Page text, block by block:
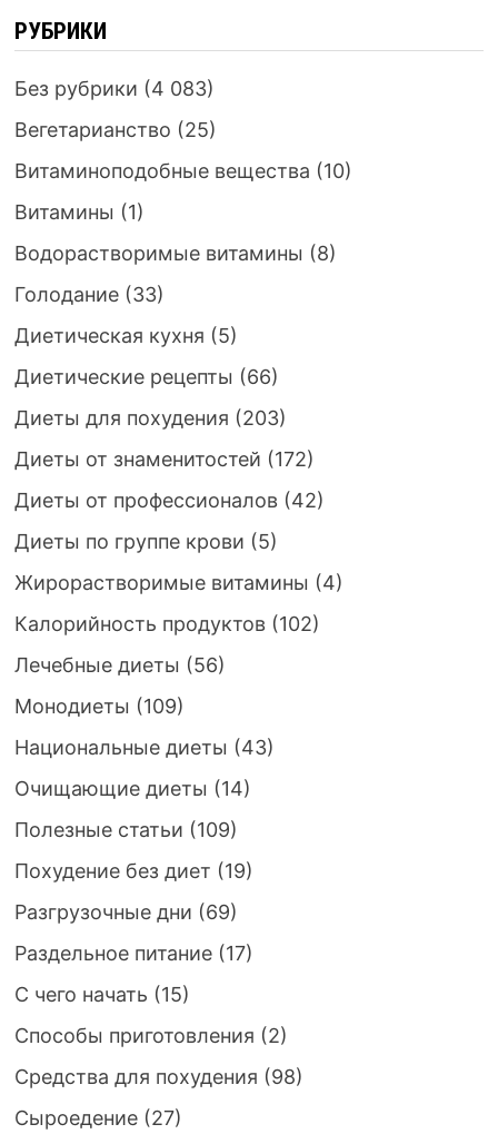
РУБРИКИ
Без рубрики (4 083)
Вегетарианство (25)
Витаминоподобные вещества (10)
Витамины (1)
Водорастворимые витамины (8)
Голодание(33)
Диетическая кухня (5)
Диетические рецепты (66)
Диеты для похудения (203)
Диеты от знаменитостей (172)
Диеты от профессионалов(42)
Диеты по группе крови (5)
Жирорастворимые витамины (4)
Калорийность продуктов(102)
Лечебные диеты (56)
Монодиеты (109)
Национальные диеты (43)
Очищающие диеты (14)
Полезные статьи (109)
Похудение без диет (19)
Разгрузочные дни (69)
Раздельное питание(17)
С чего начать (15)
Способы приготовления (2)
Средства для похудения (98)
Сыроедение(27)